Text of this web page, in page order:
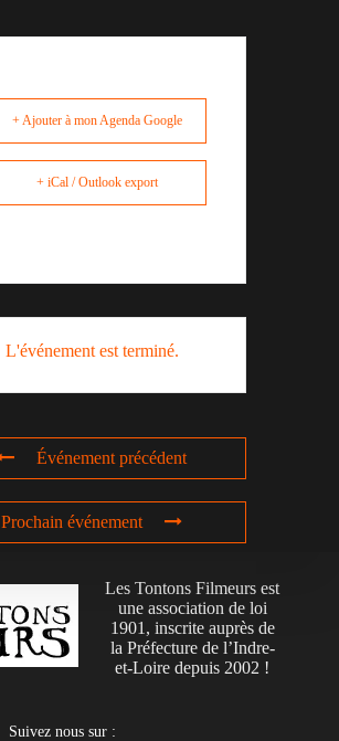
+ Ajouter à mon Agenda Google
+ iCal / Outlook export
L'événement est terminé.
Événement précédent
Prochain événement
Les Tontons Filmeurs est
une association de loi
1901, inscrite auprès de
la Préfecture de l’Indre-
et-Loire depuis 2002 !
Suivez nous sur :